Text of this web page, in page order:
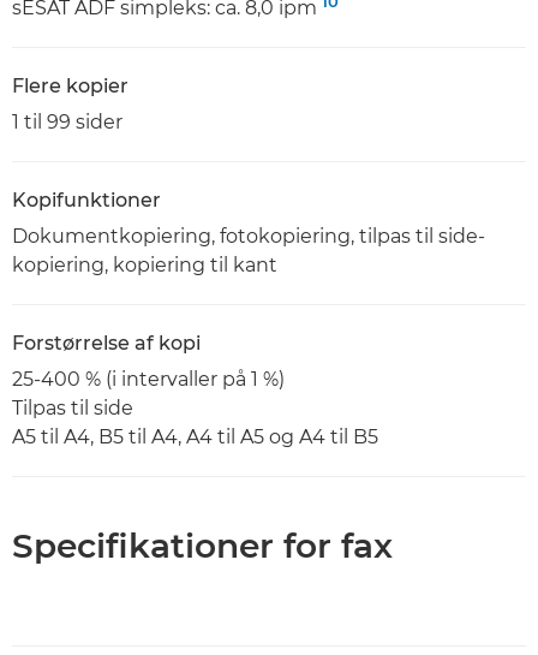
sESAT ADF simpleks: ca. 8,0 ipm
Flere kopier
1 til 99 sider
Kopifunktioner
Dokumentkopiering, fotokopiering, tilpas til side-
kopiering, kopiering til kant
Forstørrelse af kopi
25-400 % (i intervaller på 1 %)
Tilpas til side
A5 til A4, B5 til A4, A4 til A5 og A4 til B5
Specifikationer for fax